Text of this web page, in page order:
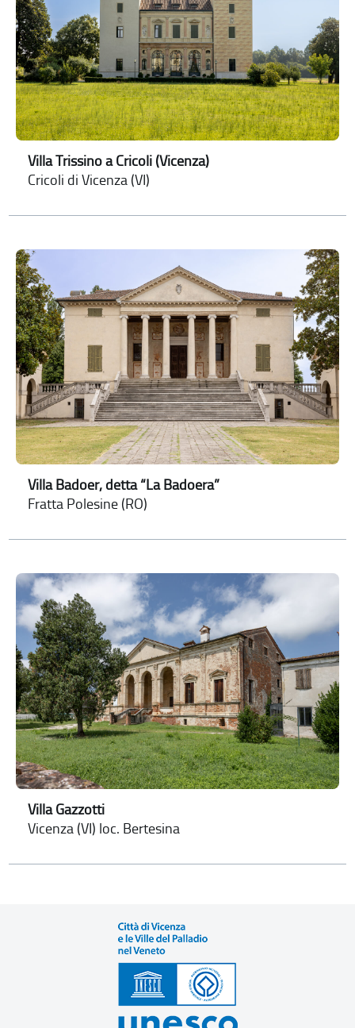
Villa Trissino a Cricoli (Vicenza)
Cricoli di Vicenza (VI)
Villa Badoer, detta “La Badoera”
Fratta Polesine (RO)
Villa Gazzotti
Vicenza (VI) loc. Bertesina